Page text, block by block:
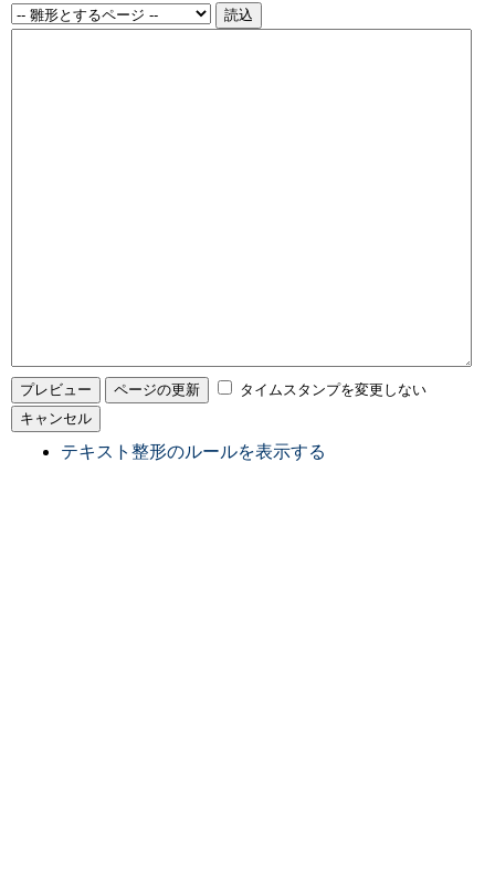
タイムスタンプを変更しない
テキスト整形のルールを表示する